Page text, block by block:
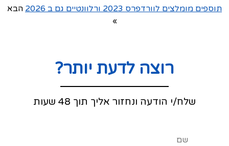
תוספים מומלצים לוורדפרס 2023 ורלוונטיים גם ב 2026
הבא
»
רוצה לדעת יותר?
שלח/י הודעה ונחזור אליך תוך 48 שעות